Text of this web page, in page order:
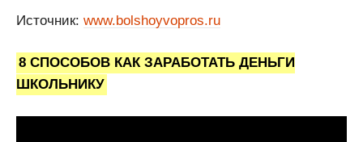
Источник: www.bolshoyvopros.ru
8 СПОСОБОВ КАК ЗАРАБОТАТЬ ДЕНЬГИ
ШКОЛЬНИКУ